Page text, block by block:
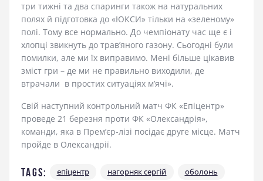
три тижні та два спаринги також на натуральних
полях й підготовка до «ЮКСИ» тільки на «зеленому»
полі. Тому все нормально. До чемпіонату час ще є і
хлопці звикнуть до трав’яного газону. Сьогодні були
помилки, але ми їх виправимо. Мені більше цікавив
зміст гри – де ми не правильно виходили, де
втрачали в простих ситуаціях м’ячі».
Свій наступний контрольний матч ФК «Епіцентр»
проведе 21 березня проти ФК «Олександрія»,
команди, яка в Прем’єр-лізі посідає друге місце. Матч
пройде в Олександрії.
Tags: епіцентр нагорняк сергій
оболонь